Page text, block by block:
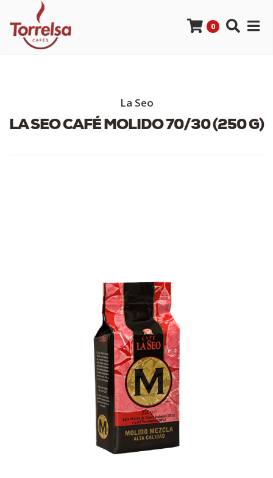
0
La Seo
LA SEO CAFÉ MOLIDO 70/30 (250 G)